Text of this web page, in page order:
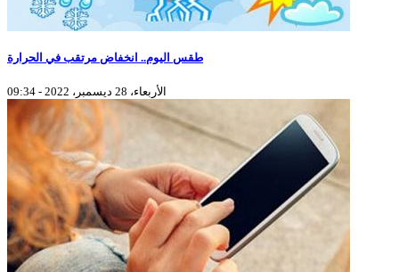
طقس اليوم.. انخفاض مرتقب في الحرارة
الأربعاء، 28 ديسمبر، 2022 - 09:34